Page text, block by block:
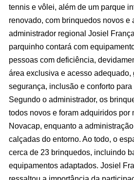
tennis e vôlei, além de um parque
renovado, com brinquedos novos e
administrador regional Josiel
parquinho contará com
pessoas com deficiência,
área exclusiva e acesso adequado,
segurança, inclusão e conforto
Segundo o administrador, os
todos novos e foram adquiridos por
Novacap, enquanto a
calçadas do entorno. Ao todo, o
cerca de 23 brinquedos, incluindo
equipamentos adaptados. Josiel